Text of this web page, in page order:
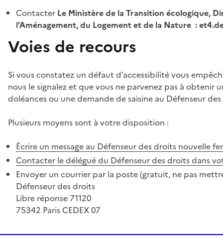
Contacter Le Ministère de la Transition écologique,
l'Aménagement, du Logement et de la Nature :
Voies de recours
Si vous constatez un défaut d’accessibilité vous
nous le signalez et que vous ne parvenez pas à
doléances ou une demande de saisine au Défenseur
Plusieurs moyens sont à votre disposition :
Écrire un message au Défenseur des droits nouvelle
Contacter le délégué du Défenseur des droits dans
Envoyer un courrier par la poste (gratuit, ne pas
Défenseur des droits
Libre réponse 71120
75342 Paris CEDEX 07